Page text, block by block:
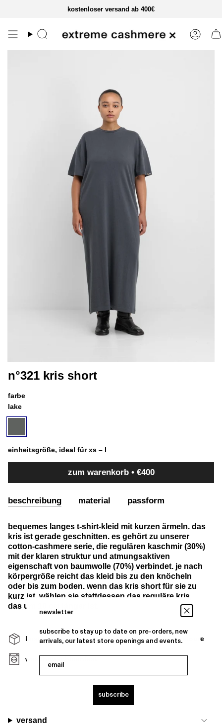
kostenloser versand ab 400€
n°321 kris short
farbe
lake
oder
verfügbar
einheitsgröße, ideal für xs – l
zum warenkorb €400
beschreibung material passform
bequemes langes t-shirt-kleid mit kurzen ärmeln. das
kris ist gerade geschnitten. es gehört zu unserer
cotton-cashmere serie, die regulären kaschmir (30%)
mit der klaren struktur und atmungsaktiven
eigenschaft von baumwolle (70%) verbindet. je nach
körpergröße reicht das kleid bis zu den knöcheln
oder bis zum boden. wenn das kris short für sie zu
kurz ist, wählen sie stattdessen das reguläre kris,
das um 10 cm länger ist.
kostenloser versand ab 400€ und kostenlose retoure
waschmaschinenfest
versand
newsletter
subscribe to stay up to date on pre-orders, new
arrivals, our latest store openings and events.
subscribe